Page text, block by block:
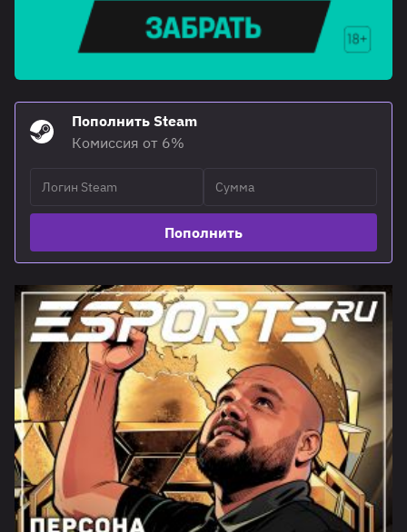
Пополнить Steam
Комиссия от 6%
Пополнить